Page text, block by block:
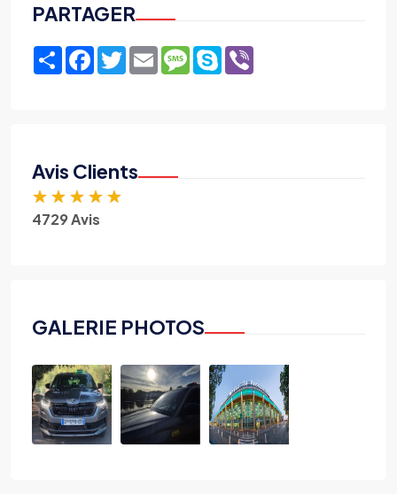
PARTAGER
ShareFacebook
TwitterEmailMessage
Skype
Avis Clients
★ ★ ★ ★ ★
4729 Avis
GALERIE PHOTOS